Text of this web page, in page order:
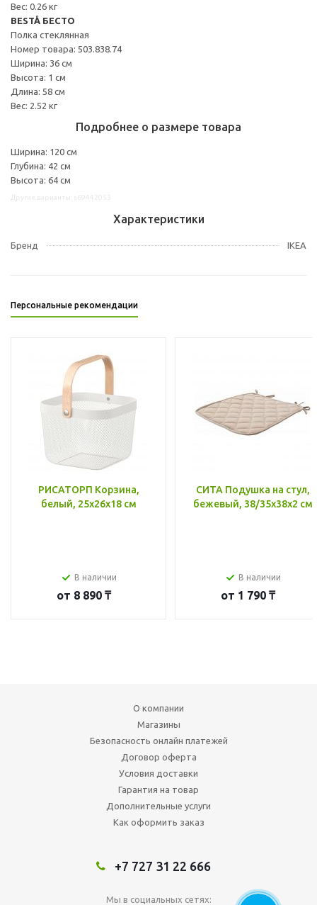
Вес: 0.26 кг
BESTÅ БЕСТО
Полка стеклянная
Номер товара: 503.838.74
Ширина: 36 см
Высота: 1 см
Длина: 58 см
Вес: 2.52 кг
Подробнее о размере товара
Ширина: 120 см
Глубина: 42 см
Высота: 64 см
Характеристики
Бренд IKEA
Персональные рекомендации
РИСАТОРП Корзина,
белый, 25x26x18 см
В наличии
от 8 890 ₸
СИТА Подушка на стул,
бежевый, 38/35x38x2 см
В наличии
от 1 790 ₸
О компании
Магазины
Безопасность онлайн платежей
Договор оферта
Условия доставки
Гарантия на товар
Дополнительные услуги
Как оформить заказ
+7 727 31 22 666
Мы в социальных сетях: